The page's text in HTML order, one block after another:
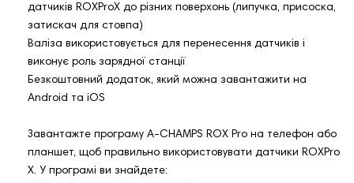
датчиків ROXProX до різних поверхонь (липучка, присоска,
затискач для стовпа)
Валіза використовується для перенесення датчиків і
виконує роль зарядної станції
Безкоштовний додаток, який можна завантажити на
Android та iOS
Завантажте програму A-CHAMPS ROX Pro на телефон або
планшет, щоб правильно використовувати датчики ROXPro
X. У програмі ви знайдете: